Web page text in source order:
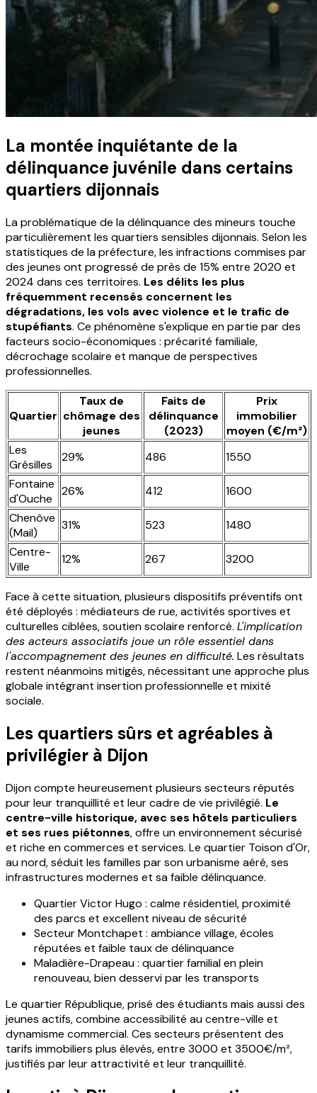
La montée inquiétante de la
délinquance juvénile dans certains
quartiers dijonnais
La problématique de la délinquance des mineurs touche
particulièrement les quartiers sensibles dijonnais. Selon les
statistiques de la préfecture, les infractions commises par
des jeunes ont progressé de près de 15% entre 2020 et
2024 dans ces territoires. Les délits les plus
fréquemment recensés concernent les
dégradations, les vols avec violence et le trafic de
stupéfiants. Ce phénomène s'explique en partie par des
facteurs socio-économiques : précarité familiale,
décrochage scolaire et manque de perspectives
professionnelles.
Quartier
Taux de
chômage des
jeunes
Faits de
délinquance
(2023)
Prix
immobilier
moyen (€/m²)
Les
Grésilles
29% 486
1550
Fontaine
d'Ouche
26% 412
1600
Chenôve
(Mail)
31% 523
1480
Centre-
Ville
12% 267 3200
Face à cette situation, plusieurs dispositifs préventifs ont
été déployés : médiateurs de rue, activités sportives et
culturelles ciblées, soutien scolaire renforcé. L'implication
des acteurs associatifs joue un rôle essentiel dans
l'accompagnement des jeunes en difficulté. Les résultats
restent néanmoins mitigés, nécessitant une approche plus
globale intégrant insertion professionnelle et mixité
sociale.
Les quartiers sûrs et agréables à
privilégier à Dijon
Dijon compte heureusement plusieurs secteurs réputés
pour leur tranquillité et leur cadre de vie privilégié. Le
centre-ville historique, avec ses hôtels particuliers
et ses rues piétonnes, offre un environnement sécurisé
et riche en commerces et services. Le quartier Toison d'Or,
au nord, séduit les familles par son urbanisme aéré, ses
infrastructures modernes et sa faible délinquance.
Quartier Victor Hugo : calme résidentiel, proximité
des parcs et excellent niveau de sécurité
Secteur Montchapet : ambiance village, écoles
réputées et faible taux de délinquance
Maladière-Drapeau : quartier familial en plein
renouveau, bien desservi par les transports
Le quartier République, prisé des étudiants mais aussi des
jeunes actifs, combine accessibilité au centre-ville et
dynamisme commercial. Ces secteurs présentent des
tarifs immobiliers plus élevés, entre 3000 et 3500€/m²,
justifiés par leur attractivité et leur tranquillité.